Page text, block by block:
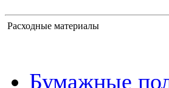
Расходные материалы
Бумажные